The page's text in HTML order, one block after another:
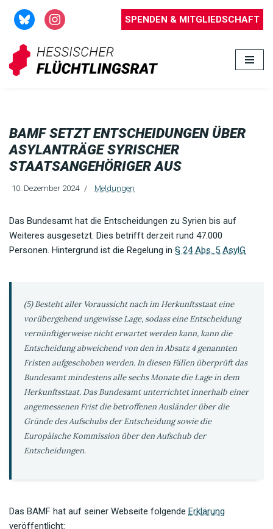
Zum
Inhalt
springen
SPENDEN & MITGLIEDSCHAFT
BAMF SETZT ENTSCHEIDUNGEN ÜBER
ASYLANTRÄGE SYRISCHER
STAATSANGEHÖRIGER AUS
10. Dezember 2024 Meldungen
Das Bundesamt hat die Entscheidungen zu Syrien bis auf
Weiteres ausgesetzt. Dies betrifft derzeit rund 47.000
Personen. Hintergrund ist die Regelung in § 24 Abs. 5 AsylG
(5) Besteht aller Voraussicht nach im Herkunftsstaat eine
vorübergehend ungewisse Lage, sodass eine Entscheidung
vernünftigerweise nicht erwartet werden kann, kann die
Entscheidung abweichend von den in Absatz 4 genannten
Fristen aufgeschoben werden. In diesen Fällen überprüft das
Bundesamt mindestens alle sechs Monate die Lage in dem
Herkunftsstaat. Das Bundesamt unterrichtet innerhalb einer
angemessenen Frist die betroffenen Ausländer über die
Gründe des Aufschubs der Entscheidung sowie die
Europäische Kommission über den Aufschub der
Entscheidungen.
Das BAMF hat auf seiner Webseite folgende Erklärung
veröffentlicht: